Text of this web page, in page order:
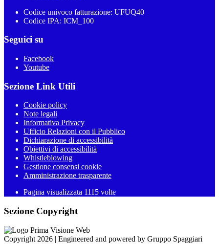
Codice univoco fatturazione: UFUQ40
Codice IPA: ICM_100
Seguici su
Facebook
Youtube
Sezione Link Utili
Cookie policy
Note legali
Informativa Privacy
Ufficio Relazioni con il Pubblico
Dichiarazione di accessibilità
Obiettivi di accessibilità
Whistleblowing
Gestione consensi cookie
Amministrazione trasparente
Pagina visualizzata 1115 volte
Sezione Copyright
Copyright 2026 | Engineered and powered by Gruppo Spaggiari